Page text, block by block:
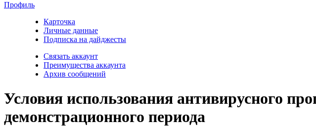
Профиль
Карточка
Личные данные
Подписка на дайджесты
Связать аккаунт
Преимущества аккаунта
Архив сообщений
Условия использования антивирусного
демонстрационного периода